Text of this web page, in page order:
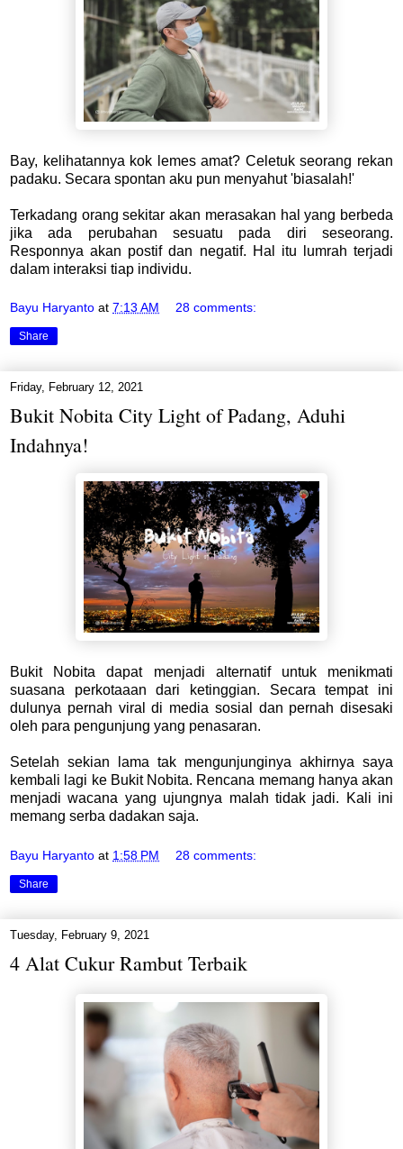
Bay, kelihatannya kok lemes amat? Celetuk seorang rekan
padaku. Secara spontan aku pun menyahut 'biasalah!'
Terkadang orang sekitar akan merasakan hal yang berbeda
jika ada perubahan sesuatu pada diri seseorang.
Responnya akan postif dan negatif. Hal itu lumrah terjadi
dalam interaksi tiap individu.
Bayu Haryanto at 7:13 AM 28 comments:
Share
Friday, February 12, 2021
Bukit Nobita City Light of Padang, Aduhi
Indahnya!
Bukit Nobita dapat menjadi alternatif untuk menikmati
suasana perkotaaan dari ketinggian. Secara tempat ini
dulunya pernah viral di media sosial dan pernah disesaki
oleh para pengunjung yang penasaran.
Setelah sekian lama tak mengunjunginya akhirnya saya
kembali lagi ke Bukit Nobita. Rencana memang hanya akan
menjadi wacana yang ujungnya malah tidak jadi. Kali ini
memang serba dadakan saja.
Bayu Haryanto at 1:58 PM 28 comments:
Share
Tuesday, February 9, 2021
4 Alat Cukur Rambut Terbaik